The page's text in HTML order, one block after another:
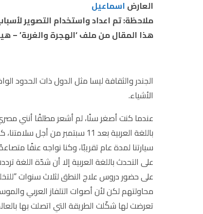
العارضاسماعيل
ملاحظة: تم اعداد واستخدام التصوير
هذا المقال من ملف ‘الهجرة والغربة’ –
الجندر والثقافة ليسا مثل الدول ذات الحدود
الأشياء.
عندما كنت أصغر سنًا، لم أشعر مطلقًا أنني
باللغة العربية بعد 11
سيارتنا لمدة عام تقريبًا، وكنا نواجه عنفًا
على التحدث باللغة العربية إلا أن شدّة اللغة
على حضور دروس علاج النطق لثلاث سنوات
محاولتهم لكن لأن أصوات التلفاز العربي
تعرضت لها شكّلت الطريقة التي اتصلت بها